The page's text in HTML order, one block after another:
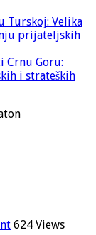
Turskoj: Velika
prijateljskih
Crnu Goru:
i strateških
624 Views